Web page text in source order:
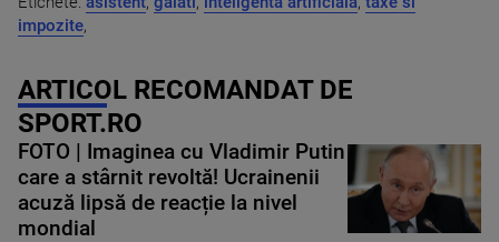
impozite,
ARTICOL RECOMANDAT DE
SPORT.RO
FOTO | Imaginea cu Vladimir Putin
care a stârnit revoltă! Ucrainenii
acuză lipsă de reacție la nivel
mondial